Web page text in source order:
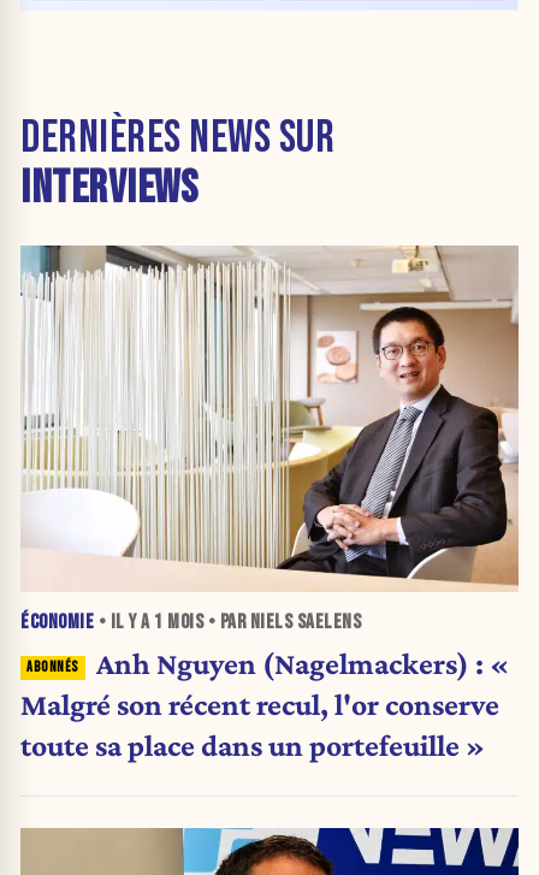
DERNIÈRES NEWS SUR
INTERVIEWS
ÉCONOMIE • IL Y A 1 MOIS• PAR NIELS SAELENS
Anh Nguyen (Nagelmackers) : «
Malgré son récent recul, l'or conserve
toute sa place dans un portefeuille »